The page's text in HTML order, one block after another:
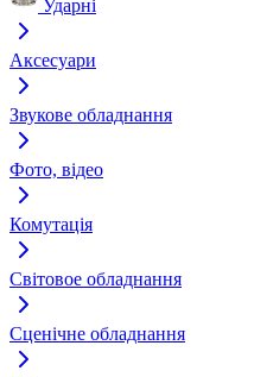
Ударні
Аксесуари
Звукове обладнання
Фото, відео
Комутація
Світовое обладнання
Сценічне обладнання